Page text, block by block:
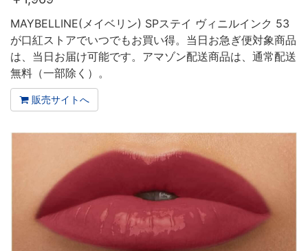
MAYBELLINE(メイベリン) SPステイ ヴィニルインク 53
が口紅ストアでいつでもお買い得。当日お急ぎ便対象商品
は、当日お届け可能です。アマゾン配送商品は、通常配送
無料（一部除く）。
販売サイトへ